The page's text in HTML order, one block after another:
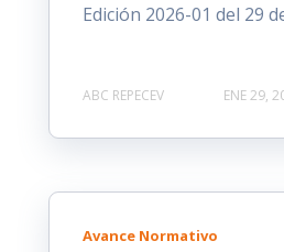
Edición 2026-01 del 29
ABC REPECEV ENE 29,
Avance Normativo